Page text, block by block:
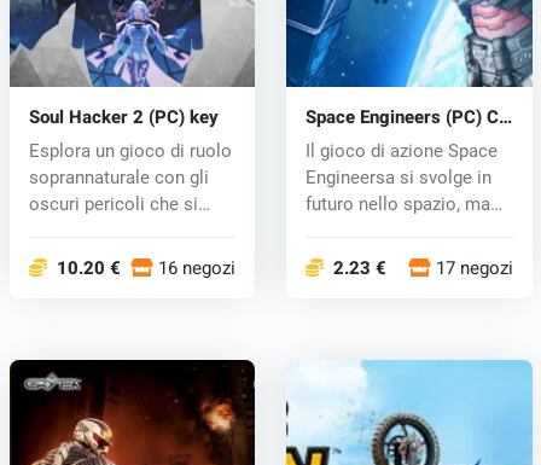
Soul Hacker 2 (PC) key
Esplora un gioco di ruolo
soprannaturale con gli
oscuri pericoli che si
10.20 € 16 negozi
Space Engineers (PC) CD
key
Il gioco di azione Space
Engineersa si svolge in
futuro nello spazio, ma
2.23 € 17 negozi